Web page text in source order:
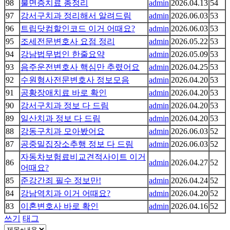
98 불면증치료 총정리 admin 2026.04.13 54
97
강서구치과 정리해서 알려드림 admin 2026.06.03 53
96
트립닷컴할인코드 이거 어때요? admin 2026.06.03 53
95
조세전문변호사 요점 정리 admin 2026.05.22 53
94
강남법무법인 한줄요약 admin 2026.05.09 53
93
음주운전변호사 핵심만 추렸어요 admin 2026.04.25 53
92
수원형사전문변호사 정보모음 admin 2026.04.20 53
91
공황장애치료 바로 확인 admin 2026.04.20 53
90
강서구치과 정보 다 드림 admin 2026.04.20 53
89
일산치과 정보 다 드림 admin 2026.04.20 53
88
강동구치과 모아봤어요 admin 2026.06.03 52
87
공중밀집장소추행 정보 다 드림 admin 2026.06.03 52
86
자동차보험료비교견적사이트 이거
어때요?
admin 2026.04.27 52
85 준강간죄 필수 정보만! admin 2026.04.24 52
84
강남역치과 이거 어때요? admin 2026.04.20 52
83
이혼변호사 바로 확인 admin 2026.04.16 52
쓰기
태그